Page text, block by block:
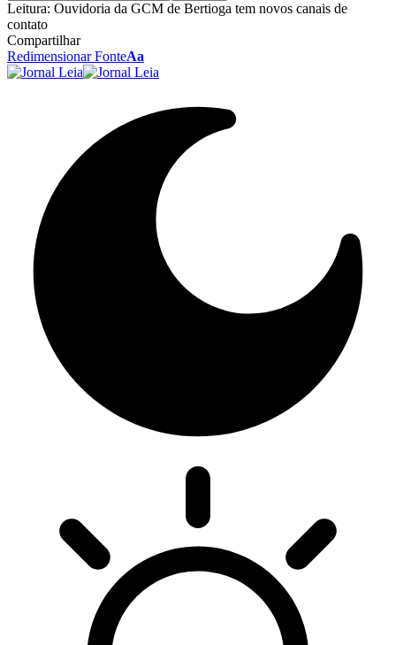
Leitura: Ouvidoria da GCM de Bertioga tem novos canais de
contato
Compartilhar
Redimensionar FonteAa